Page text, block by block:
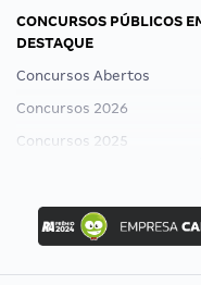
CONCURSOS PÚBLICOS
DESTAQUE
Concursos Abertos
Concursos 2026
Concursos 2025
Concurso Ibama
Concurso MPU
Editais publicados